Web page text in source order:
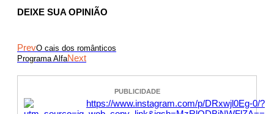
DEIXE SUA OPINIÃO
PrevO cais dos românticos
Programa AlfaNext
PUBLICIDADE